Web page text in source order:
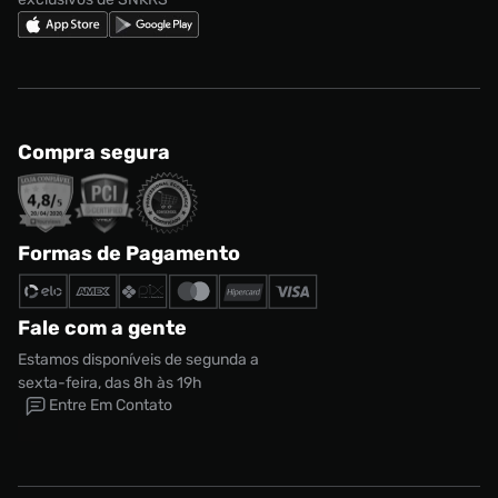
Compra segura
Formas de Pagamento
Fale com a gente
Estamos disponíveis de segunda a
sexta-feira, das 8h às 19h
Entre Em Contato